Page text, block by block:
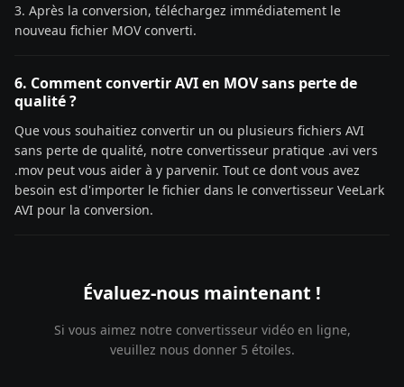
3. Après la conversion, téléchargez immédiatement le
nouveau fichier MOV converti.
6. Comment convertir AVI en MOV sans perte de
qualité ?
Que vous souhaitiez convertir un ou plusieurs fichiers AVI
sans perte de qualité, notre convertisseur pratique .avi vers
.mov peut vous aider à y parvenir. Tout ce dont vous avez
besoin est d'importer le fichier dans le convertisseur VeeLark
AVI pour la conversion.
Évaluez-nous maintenant !
Si vous aimez notre convertisseur vidéo en ligne,
veuillez nous donner 5 étoiles.